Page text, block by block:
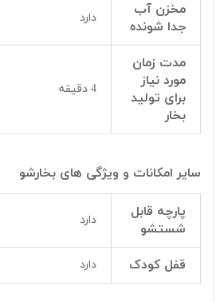
مخزن آب
جدا شونده
دارد
مدت زمان
مورد نیاز
برای تولید
بخار
4 دقیقه
سایر امکانات و ویژگی های بخارشو
پارچه قابل
شستشو
دارد
قفل کودک دارد